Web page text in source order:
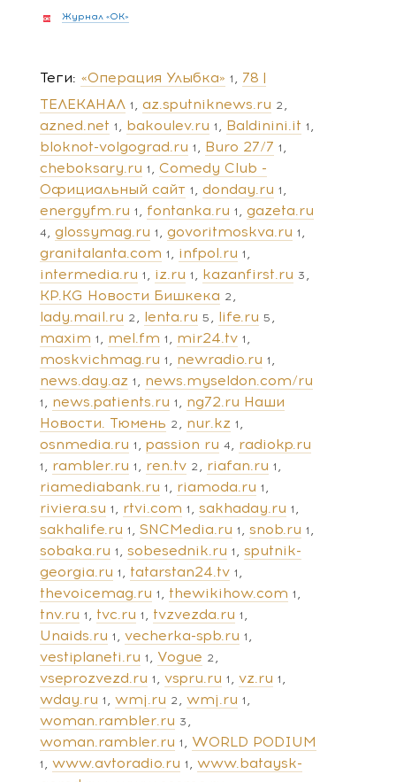
Журнал «ОК»
Теги «Операция Улыбка» 1
78 |
ТЕЛЕКАНАЛ 1 az.sputniknews.ru 2
azned.net 1 bakoulev.ru 1 Baldinini.it 1
bloknot-volgograd.ru 1 Buro 27/7 1
cheboksary.ru 1
Comedy Club -
Официальный сайт 1 donday.ru 1
energyfm.ru 1 fontanka.ru 1 gazeta.ru
4 glossymag.ru 1 govoritmoskva.ru 1
granitalanta.com 1 infpol.ru 1
intermedia.ru 1 iz.ru 1 kazanfirst.ru 3
KP.KG Новости Бишкека 2
lady.mail.ru 2 lenta.ru 5 life.ru 5
maxim 1 mel.fm 1 mir24.tv 1
moskvichmag.ru 1 newradio.ru 1
news.day.az 1 news.myseldon.com/ru
1 news.patients.ru 1
ng72.ru Наши
Новости. Тюмень 2 nur.kz 1
osnmedia.ru 1 passion ru 4 radiokp.ru
1 rambler.ru 1 ren.tv 2 riafan.ru 1
riamediabank.ru 1 riamoda.ru 1
riviera.su 1 rtvi.com 1 sakhaday.ru 1
sakhalife.ru 1 SNCMedia.ru 1 snob.ru 1
sobaka.ru 1 sobesednik.ru 1
sputnik-
georgia.ru 1 tatarstan24.tv 1
thevoicemag.ru 1 thewikihow.com 1
tnv.ru 1 tvc.ru 1 tvzvezda.ru 1
Unaids.ru 1 vecherka-spb.ru 1
vestiplaneti.ru 1 Vogue 2
vseprozvezd.ru 1 vspru.ru 1 vz.ru 1
wday.ru 1 wmj.ru 2 wmj.ru 1
woman.rambler.ru 3
woman.rambler.ru 1 WORLD PODIUM
1 www.avtoradio.ru 1
www.bataysk-